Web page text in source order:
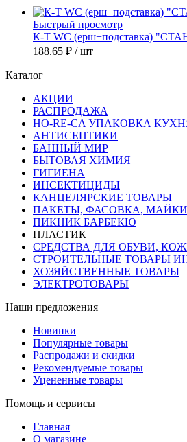
Быстрый просмотр
К-Т WC (ерш+подставка)
188.65 ₽ / шт
Каталог
АКЦИИ
РАСПРОДАЖА
HO-RE-CA УПАКОВКА
АНТИСЕПТИКИ
БАННЫЙ МИР
БЫТОВАЯ ХИМИЯ
ГИГИЕНА
ИНСЕКТИЦИДЫ
КАНЦЕЛЯРСКИЕ ТОВАРЫ
ПАКЕТЫ, ФАСОВКА, МАЙКИ
ПИКНИК БАРБЕКЮ
ПЛАСТИК
СРЕДСТВА ДЛЯ ОБУВИ,
СТРОИТЕЛЬНЫЕ ТОВАРЫ
ХОЗЯЙСТВЕННЫЕ ТОВАРЫ
ЭЛЕКТРОТОВАРЫ
Наши предложения
Новинки
Популярные товары
Распродажи и скидки
Рекомендуемые товары
Уцененные товары
Помощь и сервисы
Главная
О магазине